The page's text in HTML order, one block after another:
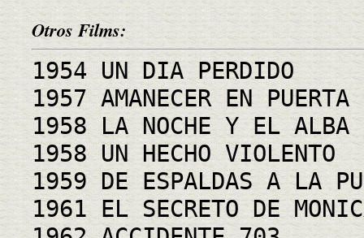
Otros Films:
1954 UN DIA PERDIDO
1957 AMANECER EN PUERTA
1958 LA NOCHE Y EL ALBA
1958 UN HECHO VIOLENTO
1959 DE ESPALDAS A LA
1961 EL SECRETO DE